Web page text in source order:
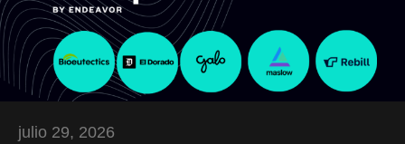
julio 29, 2026